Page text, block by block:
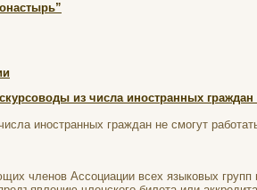
из числа иностранных граждан
иностранных граждан не смогут
членов Ассоциации всех языковых